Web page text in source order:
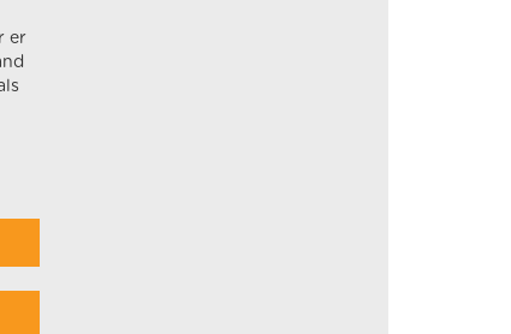
er